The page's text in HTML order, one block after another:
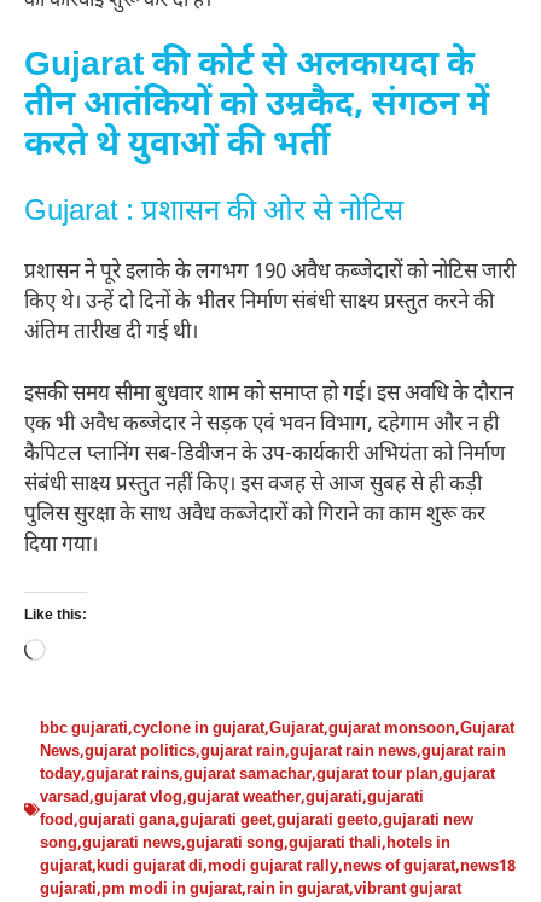
Gujarat की कोर्ट से अलकायदा के
तीन आतंकियों को उम्रकैद, संगठन में
करते थे युवाओं की भर्ती
Gujarat : प्रशासन की ओर से नोटिस
प्रशासन ने पूरे इलाके के लगभग 190 अवैध कब्जेदारों को नोटिस जारी
किए थे। उन्हें दो दिनों के भीतर निर्माण संबंधी साक्ष्य प्रस्तुत करने की
अंतिम तारीख दी गई थी।
इसकी समय सीमा बुधवार शाम को समाप्त हो गई। इस अवधि के दौरान
एक भी अवैध कब्जेदार ने सड़क एवं भवन विभाग, दहेगाम और न ही
कैपिटल प्लानिंग सब-डिवीजन के उप-कार्यकारी अभियंता को निर्माण
संबंधी साक्ष्य प्रस्तुत नहीं किए। इस वजह से आज सुबह से ही कड़ी
पुलिस सुरक्षा के साथ अवैध कब्जेदारों को गिराने का काम शुरू कर
दिया गया।
Like this:
Loading…
bbc gujarati,cyclone in gujarat,Gujarat,gujarat monsoon,Gujarat
News,gujarat politics,gujarat rain,gujarat rain news,gujarat rain
today,gujarat rains,gujarat samachar,gujarat tour plan,gujarat
varsad,gujarat vlog,gujarat weather,gujarati,gujarati
food,gujarati gana,gujarati geet,gujarati geeto,gujarati new
song,gujarati news,gujarati song,gujarati thali,hotels in
gujarat,kudi gujarat di,modi gujarat rally,news of gujarat,news18
gujarati,pm modi in gujarat,rain in gujarat,vibrant gujarat